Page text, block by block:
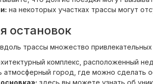
на некоторых участках трассы могут
остановок
трассы множество привлекательных
комплекс, расположенный
атмосферный город, где можно сделать
здесь вы можете узнать об